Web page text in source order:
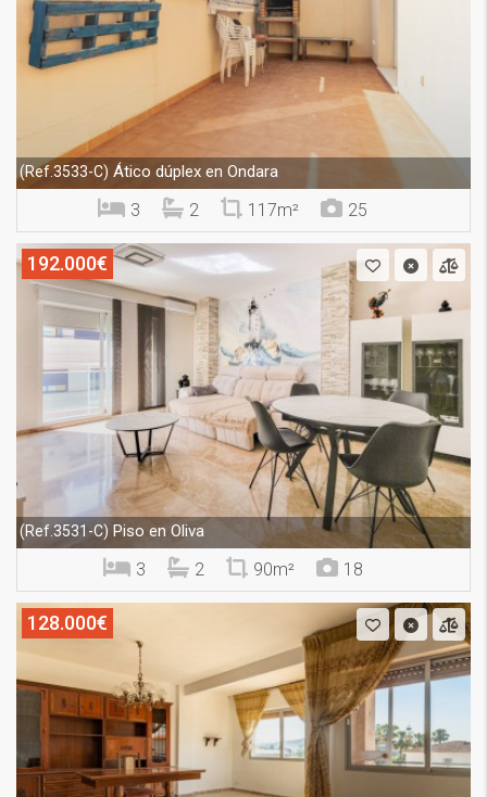
(Ref.3533-C) Ático dúplex en Ondara
3 2 117m² 25
192.000€
(Ref.3531-C) Piso en Oliva
3 2 90m² 18
128.000€